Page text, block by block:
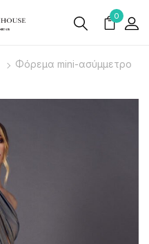
0
Φόρεμα mini-ασύμμετρο